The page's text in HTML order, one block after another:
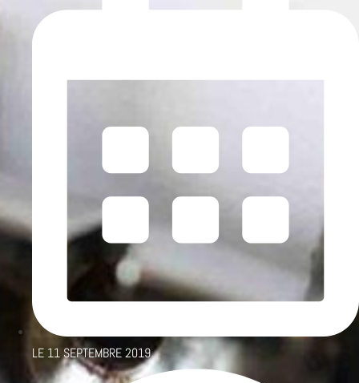
LE 11 SEPTEMBRE 2019